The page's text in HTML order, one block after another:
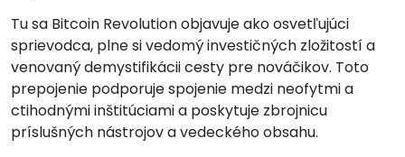
Tu sa Bitcoin Revolution objavuje ako osvetľujúci
sprievodca, plne si vedomý investičných zložitostí a
venovaný demystifikácii cesty pre nováčikov. Toto
prepojenie podporuje spojenie medzi neofytmi a
ctihodnými inštitúciami a poskytuje zbrojnicu
príslušných nástrojov a vedeckého obsahu.